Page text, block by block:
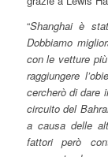
“Shanghai è
Dobbiamo
con le vetture
raggiungere
cercherò di dare
circuito del
a causa delle
fattori però